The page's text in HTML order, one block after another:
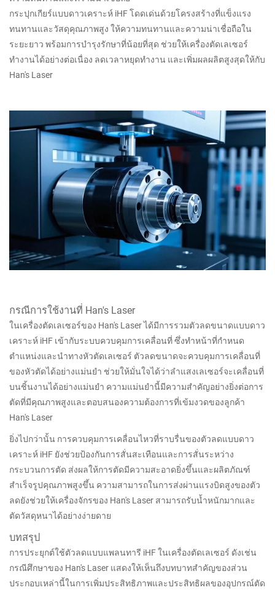
กระปุกเกียร์แบบดาวเคราะห์ iHF โดดเด่นด้วยโครงสร้างที่แข็งแรง
ทนทานและวัสดุคุณภาพสูง ให้ความทนทานและความน่าเชื่อถือใน
ระยะยาว พร้อมการบำรุงรักษาที่น้อยที่สุด ช่วยให้เครื่องตัดเลเซอร์
ทำงานได้อย่างต่อเนื่อง ลดเวลาหยุดทำงาน และเพิ่มผลผลิตสูงสุดให้กับ
Han's Laser
กรณีการใช้งานที่ Han's Laser
ในเครื่องตัดเลเซอร์ของ Han's Laser ได้มีการรวมตัวลดขนาดแบบดาว
เคราะห์ iHF เข้ากับระบบควบคุมการเคลื่อนที่ ซึ่งทำหน้าที่กำหนด
ตำแหน่งและนำทางหัวตัดเลเซอร์ ตัวลดขนาดจะควบคุมการเคลื่อนที่
ของหัวตัดได้อย่างแม่นยำ ช่วยให้มั่นใจได้ว่าลำแสงเลเซอร์จะเคลื่อนที่
บนชิ้นงานได้อย่างแม่นยำ ความแม่นยำนี้มีความสำคัญอย่างยิ่งต่อการ
ตัดที่มีคุณภาพสูงและตอบสนองความต้องการที่เข้มงวดของลูกค้า
Han's Laser
ยิ่งไปกว่านั้น การควบคุมการเคลื่อนไหวที่ราบรื่นของตัวลดแบบดาว
เคราะห์ iHF ยังช่วยป้องกันการสั่นสะเทือนและการสั่นระหว่าง
กระบวนการตัด ส่งผลให้การตัดมีความสะอาดยิ่งขึ้นและผลิตภัณฑ์
สำเร็จรูปคุณภาพสูงขึ้น ความสามารถในการส่งผ่านแรงบิดสูงของตัว
ลดยังช่วยให้เครื่องจักรของ Han's Laser สามารถรับน้ำหนักมากและ
ตัดวัสดุหนาได้อย่างง่ายดาย
บทสรุป
การประยุกต์ใช้ตัวลดแบบแพลนทารี iHF ในเครื่องตัดเลเซอร์ ดังเช่น
กรณีศึกษาของ Han's Laser แสดงให้เห็นถึงบทบาทสำคัญของส่วน
ประกอบเหล่านี้ในการเพิ่มประสิทธิภาพและประสิทธิผลของอุปกรณ์ตัด